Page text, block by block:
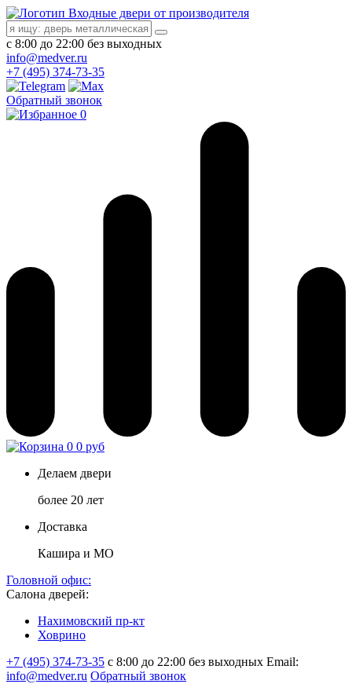
Входные двери от производителя
с 8:00 до 22:00 без выходных
info@medver.ru
+7 (495) 374-73-35
Обратный звонок
0
0 0 руб
Делаем двери
более 20 лет
Доставка
Кашира и МО
Головной офис:
Салона дверей:
Нахимовский пр-кт
Ховрино
+7 (495) 374-73-35 с 8:00 до 22:00 без выходных Email:
info@medver.ru Обратный звонок